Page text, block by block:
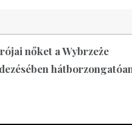
nőket a Wybrzeże